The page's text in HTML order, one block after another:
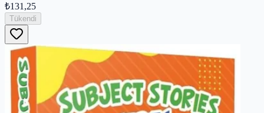
₺131,25
Tükendi